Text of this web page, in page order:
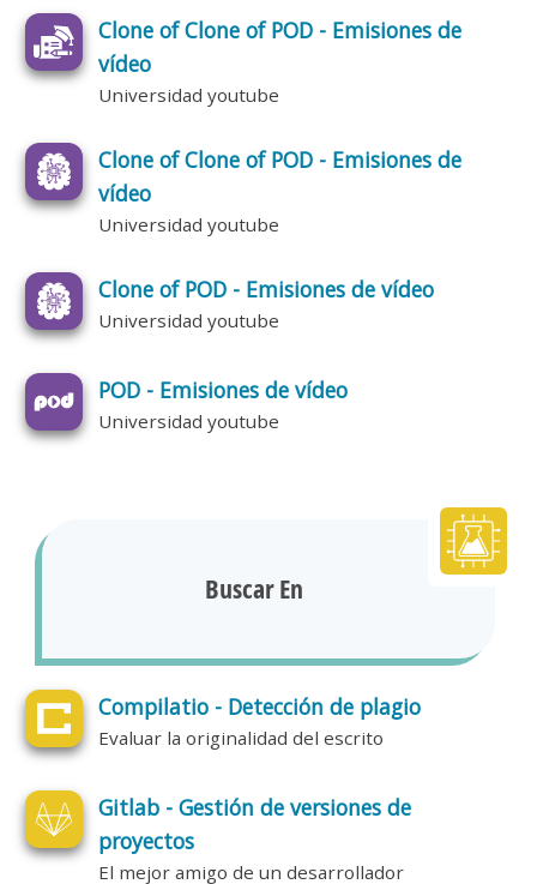
Clone of Clone of POD - Emisiones de
vídeo
Universidad youtube
Clone of Clone of POD - Emisiones de
vídeo
Universidad youtube
Clone of POD - Emisiones de vídeo
Universidad youtube
POD - Emisiones de vídeo
Universidad youtube
Buscar En
Compilatio - Detección de plagio
Evaluar la originalidad del escrito
Gitlab - Gestión de versiones de
proyectos
El mejor amigo de un desarrollador